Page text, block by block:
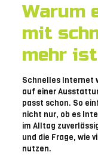
Warum
mit
mehr
Schnelles Internet
auf einer
passt schon. So
nicht nur, ob es
im Alltag
und die Frage, wie
nutzen.